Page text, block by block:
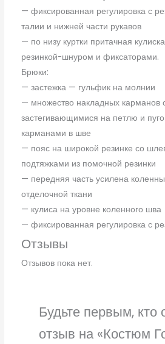
— фиксированная регулировка с
талии и нижней части рукавов
— по низу куртки притачная
резинкой-шнуром и фиксаторами.
Брюки:
— застежка — гульфик на молнии
— множество накладных карманов
застегивающимися на петлю и
карманами в шве
— пояс на широкой резинке со
подтяжками из помочной резинки
— передняя часть усилена
отделочной ткани
— кулиса на уровне коленного шва
— фиксированная регулировка с
Отзывы
Отзывов пока нет.
Будьте первым, кто
отзыв на «Костюм